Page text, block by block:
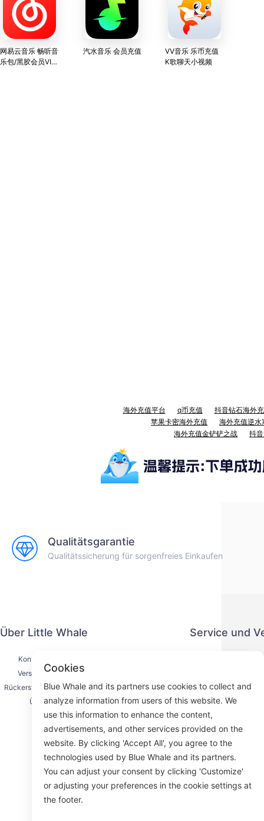
网易云音乐 畅听音
乐包/黑胶会员VIP/
汽水音乐 会员充值
VV音乐 乐币充值
K歌聊天小视频
海外充值平台 q币充值
抖音钻石海外
苹果卡密海外充值
海外充值逆水
海外充值金铲铲之战
抖
Qualitätsgarantie
Qualitätssicherung für sorgenfreies Einkaufen
Über Little Whale
Kontaktiere uns
Versandprozess
Rückerstattungsprozess
Über uns
Service und
ROOM
Cookies
Blue Whale and its partners use cookies to collect and
analyze information from users of this website. We
use this information to enhance the content,
advertisements, and other services provided on the
website. By clicking 'Accept All', you agree to the
technologies used by Blue Whale and its partners.
You can adjust your consent by clicking 'Customize'
or adjusting your preferences in the cookie settings at
the footer.